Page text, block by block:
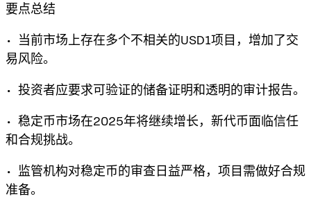
要点总结
• 当前市场上存在多个不相关的USD1项目，增加了交
易风险。
• 投资者应要求可验证的储备证明和透明的审计报告。
• 稳定币市场在2025年将继续增长，新代币面临信任
和合规挑战。
• 监管机构对稳定币的审查日益严格，项目需做好合规
准备。